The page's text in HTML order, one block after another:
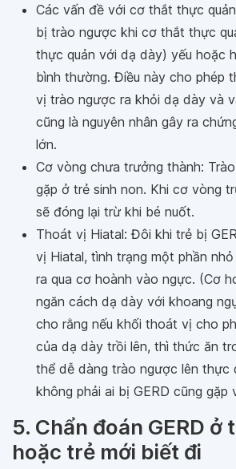
Các vấn đề với cơ thắt thực
bị trào ngược khi cơ thắt thực
thực quản với dạ dày) yếu hoặc
bình thường. Điều này cho phép
vị trào ngược ra khỏi dạ dày và
cũng là nguyên nhân gây ra
lớn.
Cơ vòng chưa trưởng thành:
gặp ở trẻ sinh non. Khi cơ vòng
sẽ đóng lại trừ khi bé nuốt.
Thoát vị Hiatal: Đôi khi trẻ bị
vị Hiatal, tình trạng một phần
ra qua cơ hoành vào ngực. (Cơ
ngăn cách dạ dày với khoang
cho rằng nếu khối thoát vị cho
của dạ dày trồi lên, thì thức ăn
thể dễ dàng trào ngược lên thực
không phải ai bị GERD cũng gặp
5. Chẩn đoán GERD ở
hoặc trẻ mới biết đi